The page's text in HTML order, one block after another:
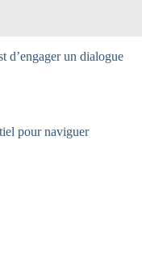
d’engager un dialogue
pour naviguer